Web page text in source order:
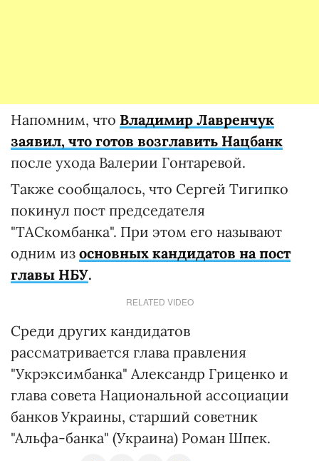
Напомним, что Владимир Лавренчук
заявил, что готов возглавить Нацбанк
после ухода Валерии Гонтаревой.
Также сообщалось, что Сергей Тигипко
покинул пост председателя
"ТАСкомбанка". При этом его называют
одним из основных кандидатов на пост
главы НБУ.
RELATED VIDEO
Среди других кандидатов
рассматривается глава правления
"Укрэксимбанка" Александр Гриценко и
глава совета Национальной ассоциации
банков Украины, старший советник
"Альфа-банка" (Украина) Роман Шпек.